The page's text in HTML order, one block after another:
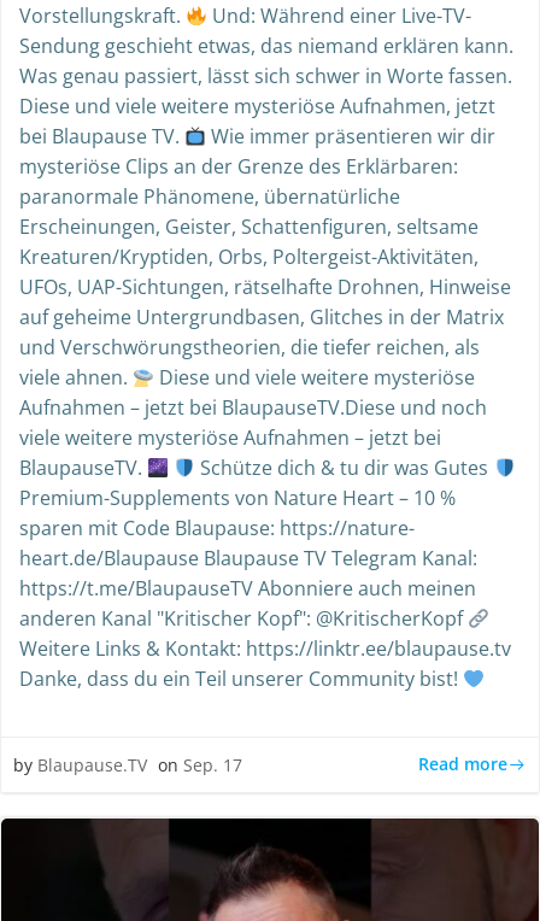
Vorstellungskraft.
Und: Während einer Live-TV-
Sendung geschieht etwas, das niemand erklären kann.
Was genau passiert, lässt sich schwer in Worte fassen.
Diese und viele weitere mysteriöse Aufnahmen, jetzt
bei Blaupause TV.
Wie immer präsentieren wir dir
mysteriöse Clips an der Grenze des Erklärbaren:
paranormale Phänomene, übernatürliche
Erscheinungen, Geister, Schattenfiguren, seltsame
Kreaturen/Kryptiden, Orbs, Poltergeist-Aktivitäten,
UFOs, UAP-Sichtungen, rätselhafte Drohnen, Hinweise
auf geheime Untergrundbasen, Glitches in der Matrix
und Verschwörungstheorien, die tiefer reichen, als
viele ahnen.
Diese und viele weitere mysteriöse
Aufnahmen – jetzt bei BlaupauseTV.Diese und noch
viele weitere mysteriöse Aufnahmen – jetzt bei
BlaupauseTV.
Schütze dich & tu dir was Gutes
Premium-Supplements von Nature Heart – 10 %
sparen mit Code Blaupause: https://nature-
heart.de/Blaupause Blaupause TV Telegram Kanal:
https://t.me/BlaupauseTV Abonniere auch meinen
anderen Kanal "Kritischer Kopf": @KritischerKopf
Weitere Links & Kontakt: https://linktr.ee/blaupause.tv
Danke, dass du ein Teil unserer Community bist!
by Blaupause.TV on Sep. 17 Read more